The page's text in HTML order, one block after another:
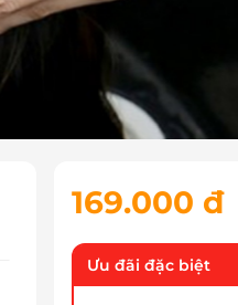
169.000 đ
Ưu đãi đặc biệt